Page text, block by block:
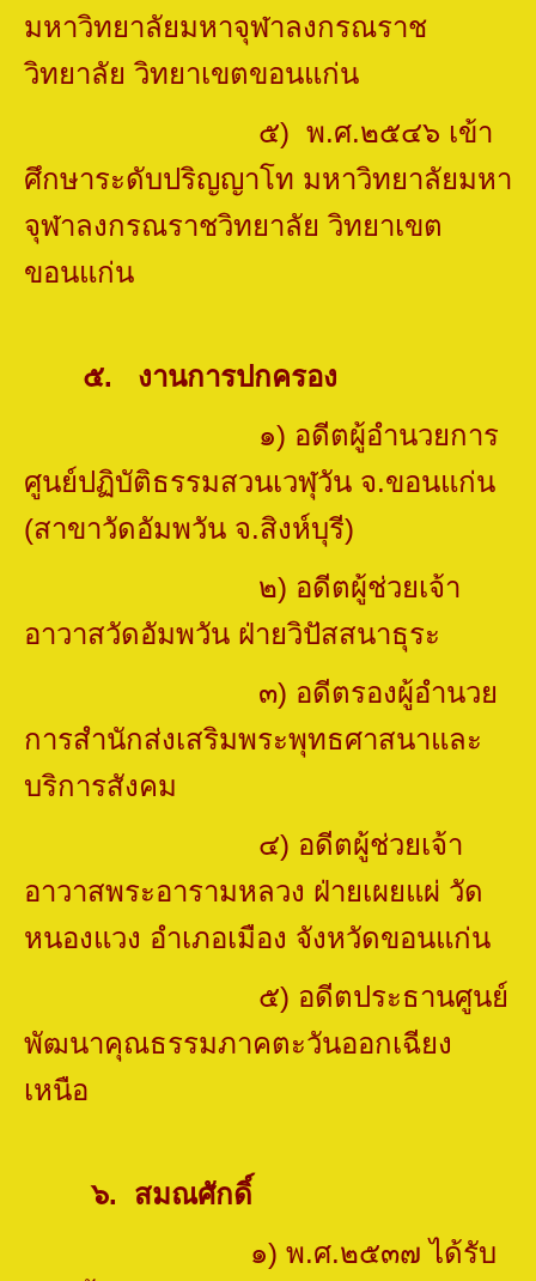
มหาวิทยาลัยมหาจุฬาลงกรณราช
วิทยาลัย วิทยาเขตขอนแก่น
๕) พ.ศ.๒๕๔๖ เข้า
ศึกษาระดับปริญญาโท มหาวิทยาลัยมหา
จุฬาลงกรณราชวิทยาลัย วิทยาเขต
ขอนแก่น
๕. งานการปกครอง
๑) อดีตผู้อำนวยการ
ศูนย์ปฏิบัติธรรมสวนเวฬุวัน จ.ขอนแก่น
(สาขาวัดอัมพวัน จ.สิงห์บุรี)
๒) อดีตผู้ช่วยเจ้า
อาวาสวัดอัมพวัน ฝ่ายวิปัสสนาธุระ
๓) อดีตรองผู้อำนวย
การสำนักส่งเสริมพระพุทธศาสนาและ
บริการสังคม
๔) อดีตผู้ช่วยเจ้า
อาวาสพระอารามหลวง ฝ่ายเผยแผ่ วัด
หนองแวง อำเภอเมือง จังหวัดขอนแก่น
๕) อดีตประธานศูนย์
พัฒนาคุณธรรมภาคตะวันออกเฉียง
เหนือ
๖. สมณศักดิ์
๑) พ.ศ.๒๕๓๗ ได้รับ